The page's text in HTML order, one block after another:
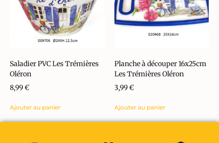
Saladier PVC Les Trémières
Oléron
8,99€
Ajouter au panier
Planche à découper 16x25cm
Les Trémières Oléron
3,99€
Ajouter au panier